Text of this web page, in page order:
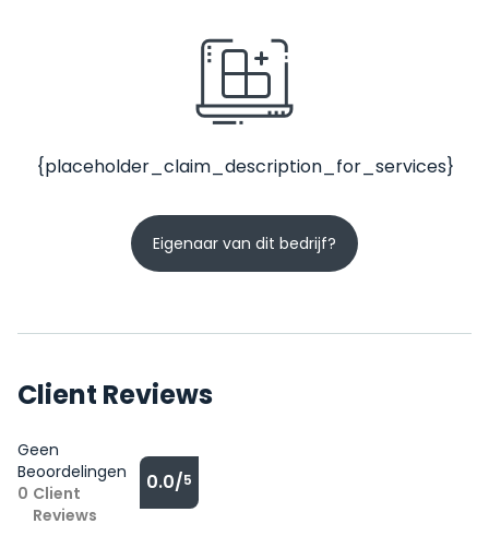
{placeholder_claim_description_for_services}
Eigenaar van dit bedrijf?
Client Reviews
Geen
Beoordelingen
0 Client
Reviews
0.0/5